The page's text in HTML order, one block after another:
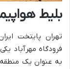
بلیط
تهران پایتخت
فرودگاه مهرآباد
به عنوان یک منطقه